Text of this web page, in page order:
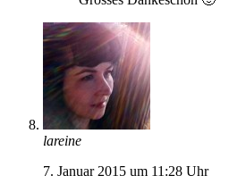
lareine
7. Januar 2015 um 11:28 Uhr